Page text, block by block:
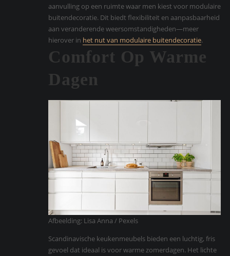
aanvulling op een ruimte waar men kiest voor modulaire
buitendecoratie. Dit biedt flexibiliteit en aanpasbaarheid
aan veranderende weersomstandigheden—meer
hierover in het nut van modulaire buitendecoratie.
Comfort Op Warme
Dagen
Afbeelding: Lisa Anna / Pexels
Scandinavische keukenmeubels bieden een luchtig, fris
gevoel dat ideaal is voor warme zomerdagen. Het lichte